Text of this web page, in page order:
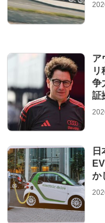
ア
リ
争
証
か